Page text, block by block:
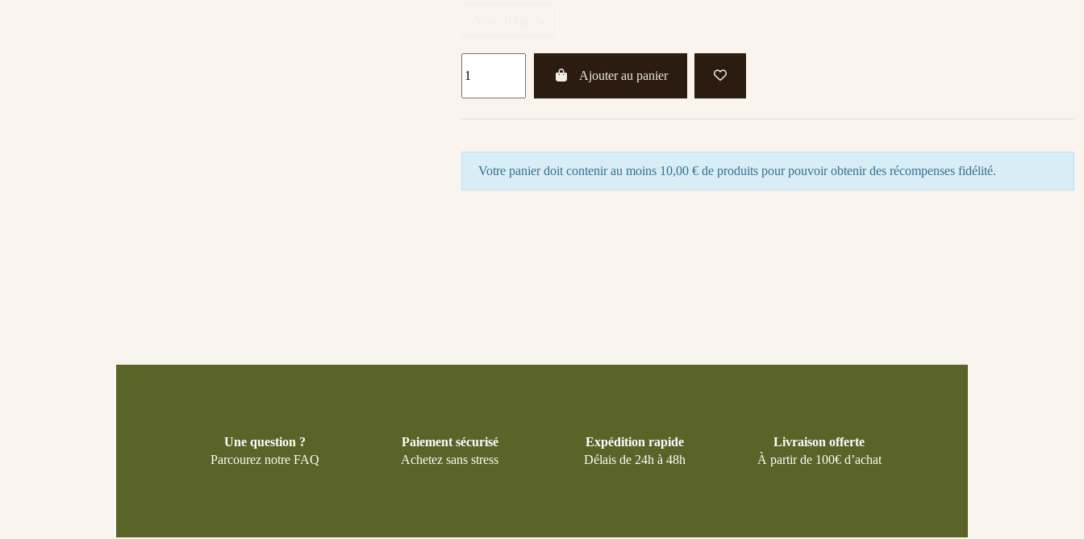
Ajouter au panier
Votre panier doit contenir au moins 10,00 € de produits pour pouvoir obtenir des récompenses fidélité.
Une question ?
Parcourez notre FAQ
Paiement sécurisé
Achetez sans stress
Expédition rapide
Délais de 24h à 48h
Livraison offerte
À partir de 100€ d’achat